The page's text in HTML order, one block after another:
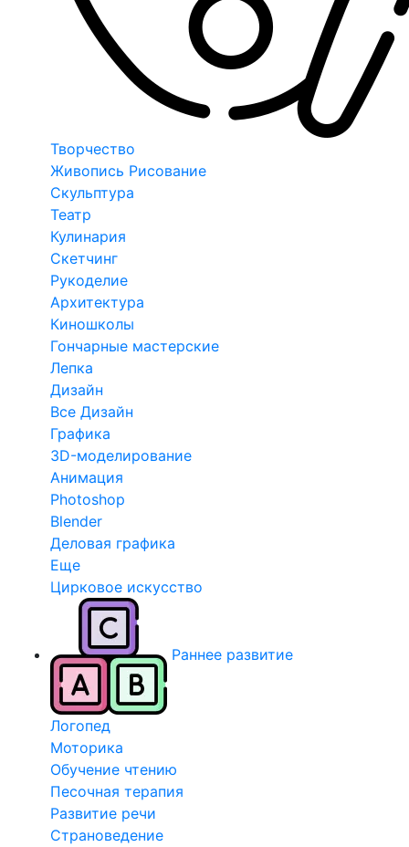
Творчество
Живопись Рисование
Скульптура
Театр
Кулинария
Скетчинг
Рукоделие
Архитектура
Киношколы
Гончарные мастерские
Лепка
Дизайн
Все Дизайн
Графика
3D-моделирование
Анимация
Photoshop
Blender
Деловая графика
Еще
Цирковое искусство
Раннее развитие
Логопед
Моторика
Обучение чтению
Песочная терапия
Развитие речи
Страноведение